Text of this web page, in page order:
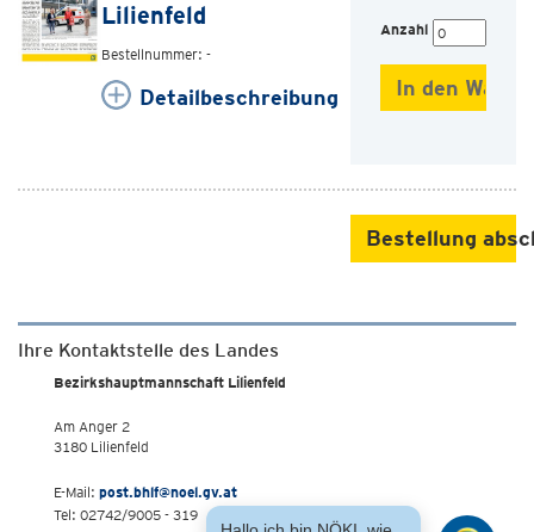
Lilienfeld
Bestellnummer: -
Detailbeschreibung
Anzahl
Bestellung
Ihre Kontaktstelle des Landes
Bezirkshauptmannschaft Lilienfeld
Am Anger 2
3180 Lilienfeld
E-Mail: post.bhlf@noel.gv.at
Tel: 02742/9005 - 319